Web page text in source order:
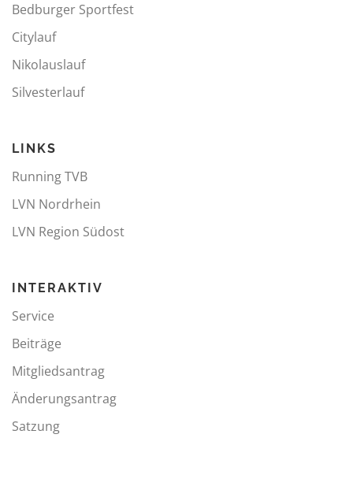
Bedburger Sportfest
Citylauf
Nikolauslauf
Silvesterlauf
LINKS
Running TVB
LVN Nordrhein
LVN Region Südost
INTERAKTIV
Service
Beiträge
Mitgliedsantrag
Änderungsantrag
Satzung